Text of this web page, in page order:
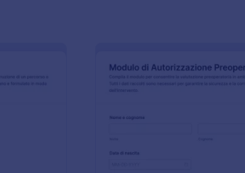
: Modulo Di Richiesta Di Dimissione Medica